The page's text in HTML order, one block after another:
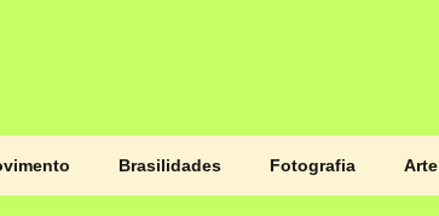
Brasilidades Fotografia Arte